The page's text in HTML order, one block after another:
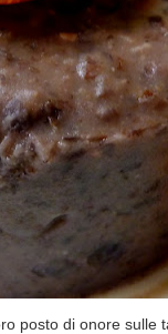
posto di onore sulle